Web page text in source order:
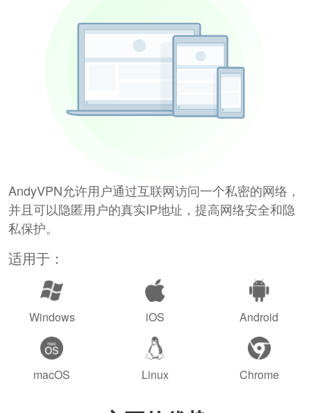
AndyVPN允许用户通过互联网访问一个私密的网络，
并且可以隐匿用户的真实IP地址，提高网络安全和隐
私保护。
适用于：
Windows iOS Android
macOS Linux Chrome